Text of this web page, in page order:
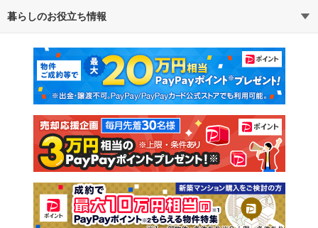
不動産・住宅
新築マンション 中古マンション
新築一戸建て 中古一戸建て
注文住宅 土地
売却査定
暮らしのお役立ち情報
マンションカタログ 教えて！住まいの先生